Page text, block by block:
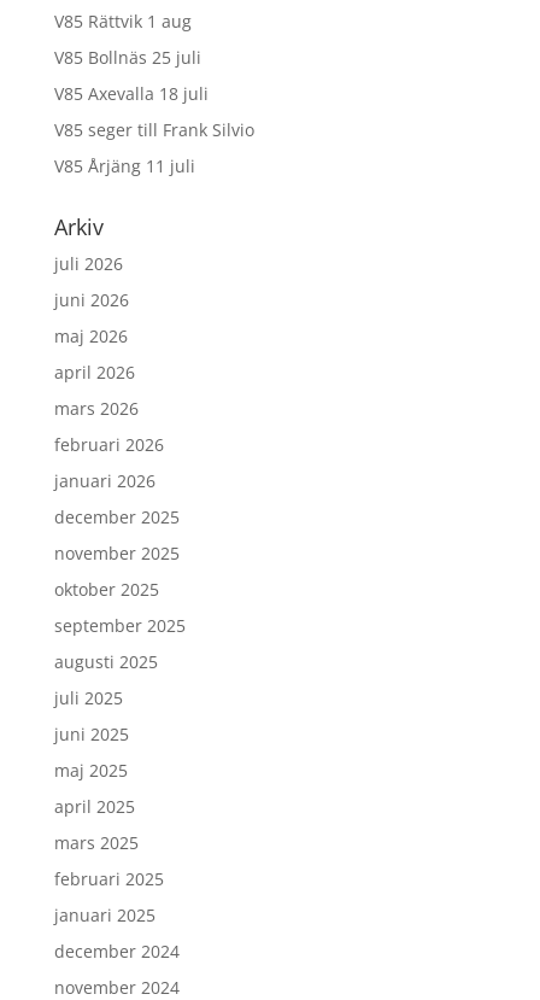
V85 Rättvik 1 aug
V85 Bollnäs 25 juli
V85 Axevalla 18 juli
V85 seger till Frank Silvio
V85 Årjäng 11 juli
Arkiv
juli 2026
juni 2026
maj 2026
april 2026
mars 2026
februari 2026
januari 2026
december 2025
november 2025
oktober 2025
september 2025
augusti 2025
juli 2025
juni 2025
maj 2025
april 2025
mars 2025
februari 2025
januari 2025
december 2024
november 2024